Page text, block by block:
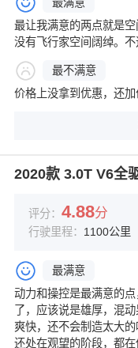
最让我满意的两点就是
没有飞行家空间阔绰。不
最不满意
价格上没拿到优惠，还加
2020款 3.0T V6全
评分： 4.88分
行驶里程： 1100公里
最满意
动力和操控是最满意的
了，应该说是雄厚，混
爽快，还不会制造太大
还处在观望的阶段，都